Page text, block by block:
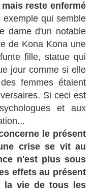
reste enfermé
qui semble
dame d'un notable
de Kona Kona une
fille, statue qui
jour comme si elle
femmes étaient
Si ceci est
et aux
le présent
crise se vit au
n'est plus sous
effets au présent
la vie de tous les